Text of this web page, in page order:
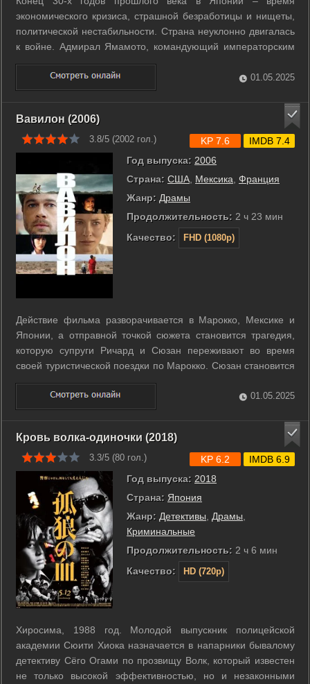
экономического кризиса, страшной безработицы и нищеты,
политической нестабильности. Страна неуклонно двигалась
к войне. Адмирал Ямамото, командующий императорским
флотом, был одним из немногих, кто считал, что начинать
войну с США нельзя. Ранее он не поддерживал ни
вторжение в Маньчжурию, ни войну с ...
01.05.2025
Вавилон (2006)
3.8/5 (2002 гол.)
Год выпуска: 2006
Страна: США Мексика Франция
Жанр: Драмы
Продолжительность: 2 ч 23 мин
Качество:
FHD (1080p)
KP 7.6 IMDB 7.4
Действие фильма разворачивается в Марокко, Мексике и
Японии, а отправной точкой сюжета становится трагедия,
которую супруги Ричард и Сюзан переживают во время
своей туристической поездки по Марокко. Сюзан становится
жертвой шальной пули, выпущенной из ружья по
туристическому автобусу двумя местными мальчишками. В
это же время двое детей Ричарда и ...
01.05.2025
Кровь волка-одиночки (2018)
3.3/5 (80 гол.)
Год выпуска: 2018
Страна: Япония
Жанр: Детективы, Драмы,
Криминальные
Продолжительность: 2 ч 6 мин
Качество:
HD (720p)
KP 6.2 IMDB 6.9
Хиросима, 1988 год. Молодой выпускник полицейской
академии Сюити Хиока назначается в напарники бывалому
детективу Сёго Огами по прозвищу Волк, который известен
не только высокой эффективностью, но и незаконными